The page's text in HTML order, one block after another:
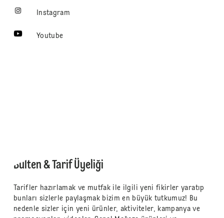
Instagram
Youtube
Bülten & Tarif Üyeliği
Tarifler hazırlamak ve mutfak ile ilgili yeni fikirler yaratıp
bunları sizlerle paylaşmak bizim en büyük tutkumuz! Bu
nedenle sizler için yeni ürünler, aktiviteler, kampanya ve